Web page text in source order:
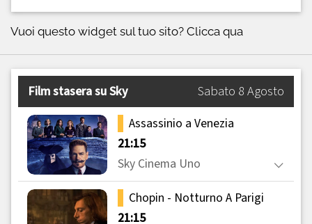
Vuoi questo widget sul tuo sito? Clicca qua